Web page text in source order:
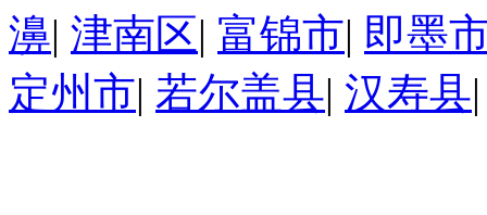
濞| 津南区| 富锦市| 即墨
定州市| 若尔盖县| 汉寿县